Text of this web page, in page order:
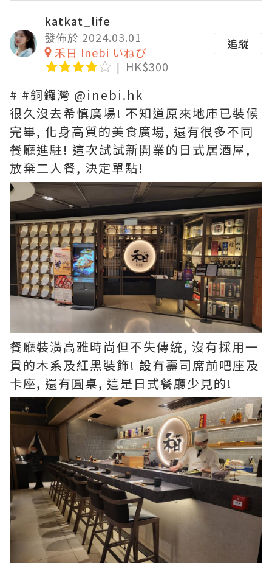
katkat_life
發佈於 2024.03.01
禾日 Inebi いねび
HK$300
追蹤
# #銅鑼灣 @inebi.hk
很久沒去希慎廣場! 不知道原來地庫已裝候
完畢, 化身高質的美食廣場, 還有很多不同
餐廳進駐! 這次試試新開業的日式居酒屋,
放棄二人餐, 決定單點!
餐廳裝潢高雅時尚但不失傳統, 沒有採用一
貫的木系及紅黑裝飾! 設有壽司席前吧座及
卡座, 還有圓桌, 這是日式餐廳少見的!